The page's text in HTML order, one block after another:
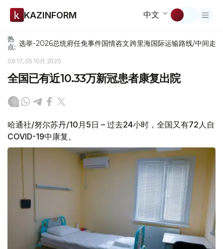
KAZINFORM 中文
热
点: 选举-2026总统府任免事件国情咨文跨里海国际运输路线/中间走廊
08:17, 05 10月 2020
全国已有近10.33万新冠患者康复出院
哈通社/努尔苏丹/10月5日 – 过去24小时，全国又有72人自
COVID-19中康复。